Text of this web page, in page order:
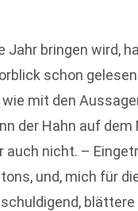
Jahr bringen wird,
schon gelesen
wie mit den
der Hahn auf
auch nicht. –
und, mich für